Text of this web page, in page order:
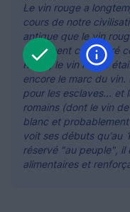
Le vin rouge a
cours de notre
antique que le vin
réellement considéré
Rome, le vin rouge
encore le marc du
pour les esclaves... et
romains (dont le vin
blanc et
voit ses débuts qu'au
réservé "au peuple", il
alimentaires et